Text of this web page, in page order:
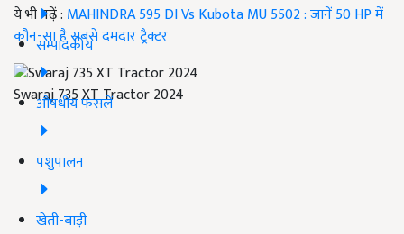
सम्पादकीय
औषधीय फसलें
पशुपालन
खेती-बाड़ी
ये भी पढ़ें : MAHINDRA 595 DI Vs Kubota MU 5502 : जानें 50 HP में
कौन-सा है सबसे दमदार ट्रैक्टर
Swaraj 735 XT Tractor 2024